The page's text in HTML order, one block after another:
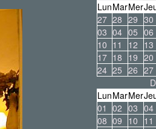
LunMarMer
27 28 29 30
03 04 05 06
10 11 12 13
17 18 19 20
24 25 26 27
LunMarMer
01
02 03 04
08 09 10 11